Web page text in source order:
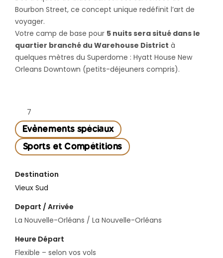
Bourbon Street, ce concept unique redéfinit l’art de
voyager.
Votre camp de base pour 5 nuits sera situé dans le
quartier branché du Warehouse District à
quelques mètres du Superdome : Hyatt House New
Orleans Downtown (petits-déjeuners compris).
7
Evènements spéciaux
Sports et Compétitions
Destination
Vieux Sud
Depart / Arrivée
La Nouvelle-Orléans / La Nouvelle-Orléans
Heure Départ
Flexible – selon vos vols